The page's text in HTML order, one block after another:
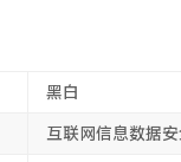
黑白
互联网信息数据